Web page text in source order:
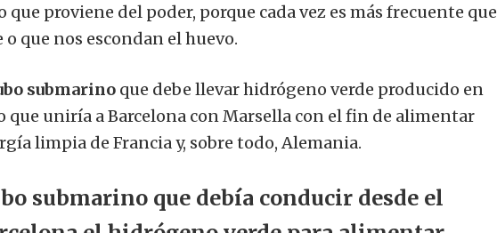
que proviene del poder, porque cada vez es más frecuente que
que nos escondan el huevo.
submarino que debe llevar hidrógeno verde producido en
que uniría a Barcelona con Marsella con el fin de alimentar
limpia de Francia y, sobre todo, Alemania.
submarino que debía conducir desde el